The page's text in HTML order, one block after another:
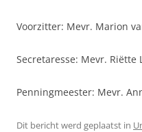
Voorzitter: Mevr. Marion
Secretaresse: Mevr. Riëtte
Penningmeester: Mevr.
Dit bericht werd geplaatst in